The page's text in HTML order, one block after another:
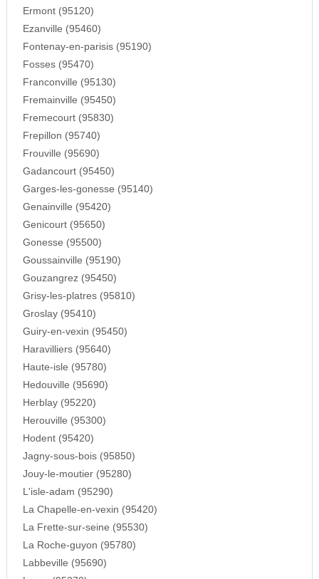
Ermont (95120)
Ezanville (95460)
Fontenay-en-parisis (95190)
Fosses (95470)
Franconville (95130)
Fremainville (95450)
Fremecourt (95830)
Frepillon (95740)
Frouville (95690)
Gadancourt (95450)
Garges-les-gonesse (95140)
Genainville (95420)
Genicourt (95650)
Gonesse (95500)
Goussainville (95190)
Gouzangrez (95450)
Grisy-les-platres (95810)
Groslay (95410)
Guiry-en-vexin (95450)
Haravilliers (95640)
Haute-isle (95780)
Hedouville (95690)
Herblay (95220)
Herouville (95300)
Hodent (95420)
Jagny-sous-bois (95850)
Jouy-le-moutier (95280)
L'isle-adam (95290)
La Chapelle-en-vexin (95420)
La Frette-sur-seine (95530)
La Roche-guyon (95780)
Labbeville (95690)